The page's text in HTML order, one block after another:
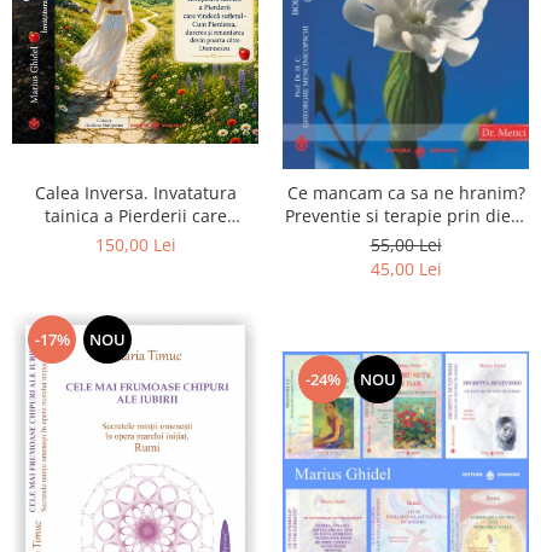
Calea Inversa. Invatatura
tainica a Pierderii care
vindeca sufletul - Cum
150,00 Lei
Ce mancam ca sa ne hranim?
Preventie si terapie prin dieta
in bolile cardiovasculare si in
diabetul zaharat
55,00 Lei
45,00 Lei
-17% NOU
-24% NOU